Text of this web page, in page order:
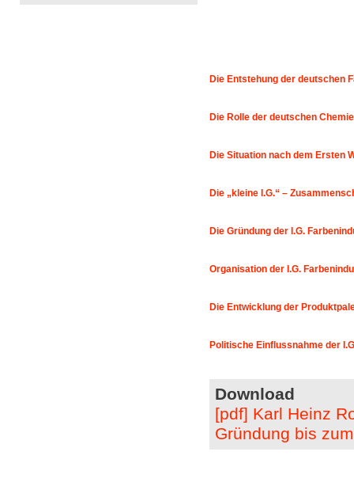
Die Entstehung der deutschen
Die Rolle der deutschen
Die Situation nach dem Ersten
Die „kleine I.G.“ –
Die Gründung der I.G.
Organisation der I.G.
Die Entwicklung der
Politische Einflussnahme der
Download
[pdf] Karl Heinz
Gründung bis